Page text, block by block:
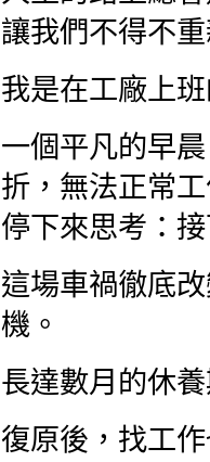
讓我們不得不
我是在工廠上
一個平凡的早
折，無法正常
停下來思考：
這場車禍徹底
機。
長達數月的休
復原後，找工